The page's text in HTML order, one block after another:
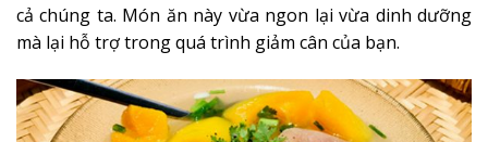
cả chúng ta. Món ăn này vừa ngon lại vừa dinh dưỡng
mà lại hỗ trợ trong quá trình giảm cân của bạn.